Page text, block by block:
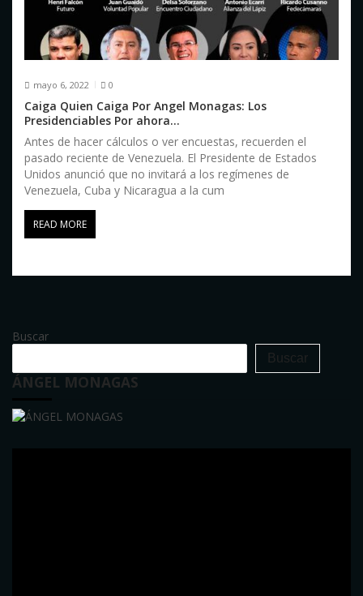
mayo 6, 2022 0
Caiga Quien Caiga Por Angel Monagas: Los
Presidenciables Por ahora…
Antes de hacer cálculos o ver encuestas, recuerden el
pasado reciente de Venezuela. El Presidente de Estados
Unidos anunció que no invitará a los regímenes de
Venezuela, Cuba y Nicaragua a la cum
READ MORE
Buscar
Buscar
ÁNGEL MONAGAS